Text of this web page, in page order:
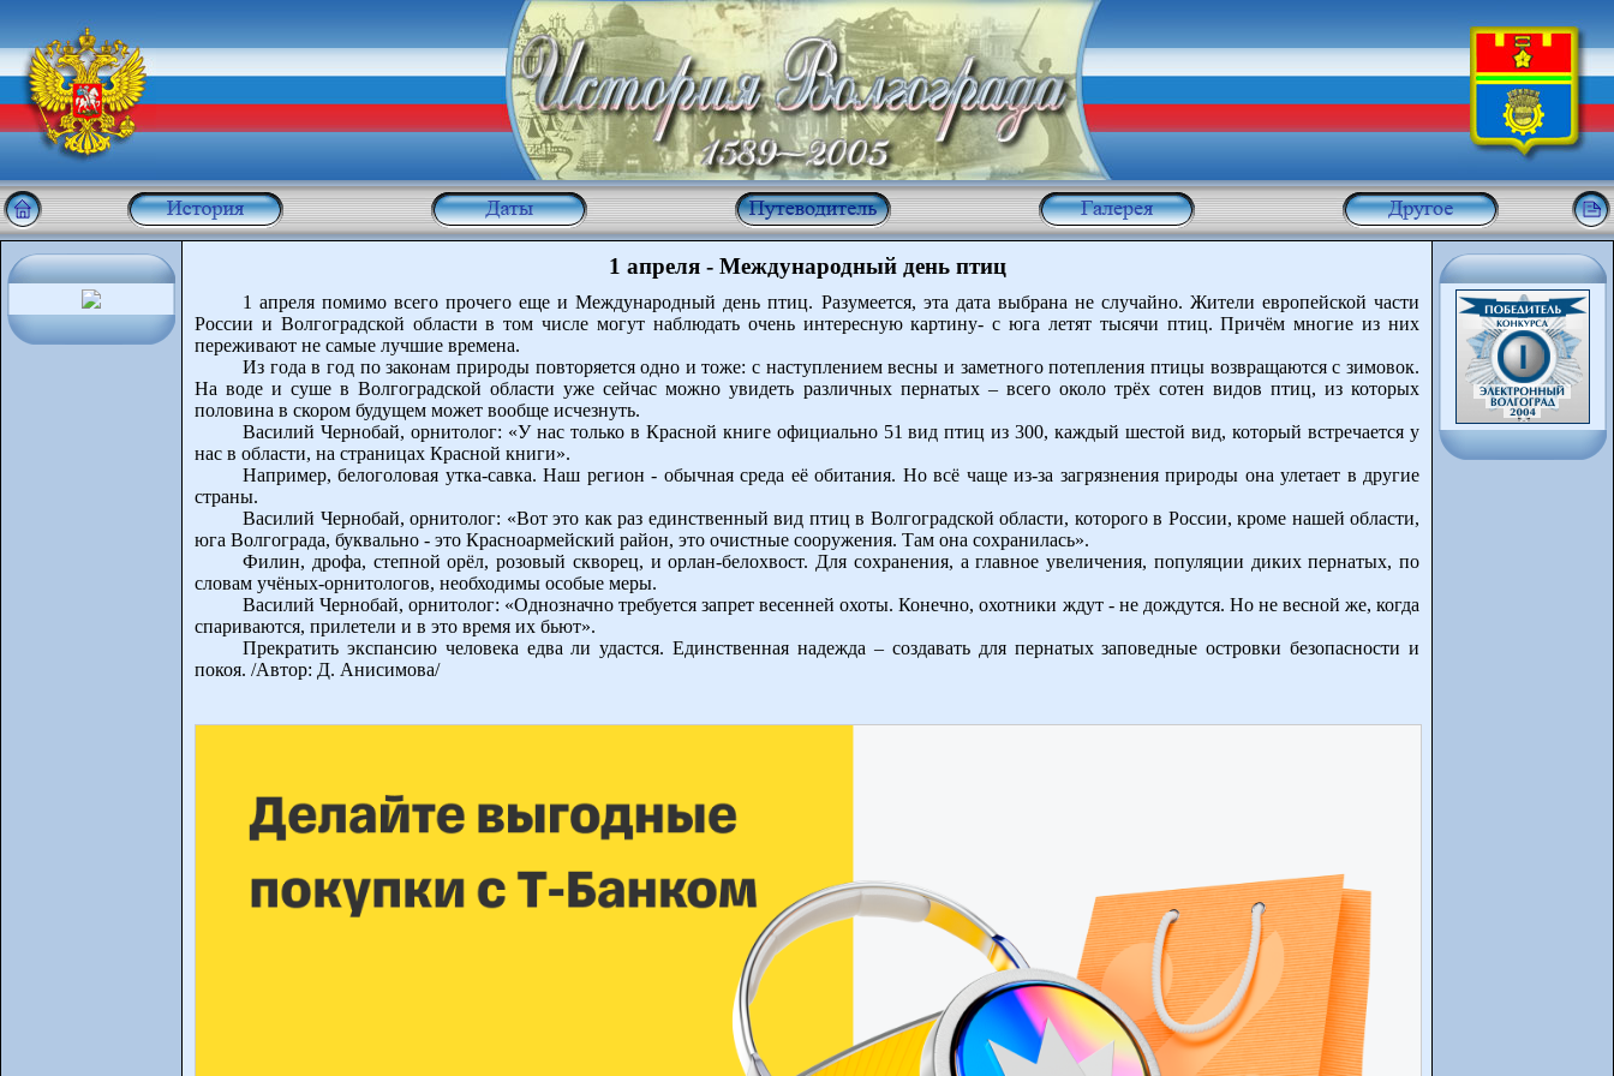
1 апреля - Международный день птиц
1 апреля помимо всего прочего еще и Международный день птиц. Разумеется, эта дата выбрана не случайно. Жители европейской части
России и Волгоградской области в том числе могут наблюдать очень интересную картину- с юга летят тысячи птиц. Причём многие из них
переживают не самые лучшие времена.
Из года в год по законам природы повторяется одно и тоже: с наступлением весны и заметного потепления птицы возвращаются с зимовок.
На воде и суше в Волгоградской области уже сейчас можно увидеть различных пернатых – всего около трёх сотен видов птиц, из которых
половина в скором будущем может вообще исчезнуть.
Василий Чернобай, орнитолог: «У нас только в Красной книге официально 51 вид птиц из 300, каждый шестой вид, который встречается у
нас в области, на страницах Красной книги».
Например, белоголовая утка-савка. Наш регион - обычная среда её обитания. Но всё чаще из-за загрязнения природы она улетает в другие
страны.
Василий Чернобай, орнитолог: «Вот это как раз единственный вид птиц в Волгоградской области, которого в России, кроме нашей области,
юга Волгограда, буквально - это Красноармейский район, это очистные сооружения. Там она сохранилась».
Филин, дрофа, степной орёл, розовый скворец, и орлан-белохвост. Для сохранения, а главное увеличения, популяции диких пернатых, по
словам учёных-орнитологов, необходимы особые меры.
Василий Чернобай, орнитолог: «Однозначно требуется запрет весенней охоты. Конечно, охотники ждут - не дождутся. Но не весной же, когда
спариваются, прилетели и в это время их бьют».
Прекратить экспансию человека едва ли удастся. Единственная надежда – создавать для пернатых заповедные островки безопасности и
покоя. /Автор: Д. Анисимова/